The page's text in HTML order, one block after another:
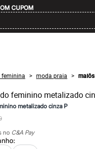
CUPOM
> moda praia > maiôs
metalizado cinza P
no C&A Pay
: